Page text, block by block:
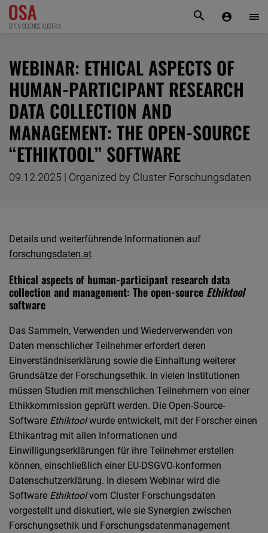
KONTAKT
WEBINAR: ETHICAL ASPECTS OF
HUMAN-PARTICIPANT RESEARCH
DATA COLLECTION AND
MANAGEMENT: THE OPEN-SOURCE
“ETHIKTOOL” SOFTWARE
09.12.2025 | Organized by Cluster Forschungsdaten
Details und weiterführende Informationen auf
forschungsdaten.at
Ethical aspects of human-participant research data
collection and management: The open-source Ethiktool
software
Das Sammeln, Verwenden und Wiederverwenden von
Daten menschlicher Teilnehmer erfordert deren
Einverständniserklärung sowie die Einhaltung weiterer
Grundsätze der Forschungsethik. In vielen Institutionen
müssen Studien mit menschlichen Teilnehmern von einer
Ethikkommission geprüft werden. Die Open-Source-
Software Ethiktoolwurde entwickelt, mit der Forscher einen
Ethikantrag mit allen Informationen und
Einwilligungserklärungen für ihre Teilnehmer erstellen
können, einschließlich einer EU-DSGVO-konformen
Datenschutzerklärung. In diesem Webinar wird die
Software Ethiktoolvom Cluster Forschungsdaten
vorgestellt und diskutiert, wie sie Synergien zwischen
Forschungsethik und Forschungsdatenmanagement